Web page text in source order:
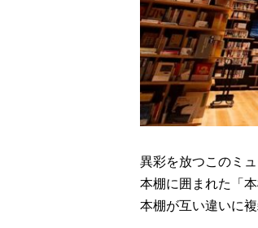
異彩を放つこのミ
本棚に囲まれた「本
本棚が互い違いに